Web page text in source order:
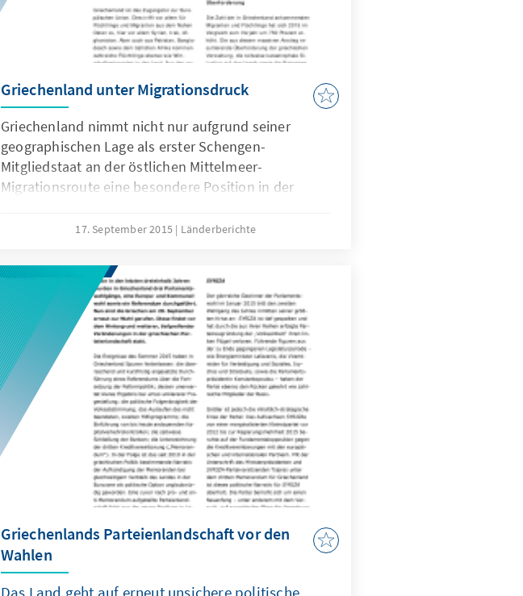
Griechenland unter Migrationsdruck
Griechenland nimmt nicht nur aufgrund seiner
geographischen Lage als erster Schengen-
Mitgliedstaat an der östlichen Mittelmeer-
Migrationsroute eine besondere Position in der
sprunghaft angestiegenen, irregulären Migration in
17. September 2015 Länderberichte
Griechenlands Parteienlandschaft vor den
Wahlen